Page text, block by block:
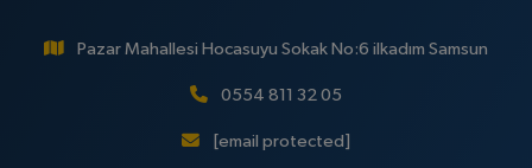
Pazar Mahallesi Hocasuyu Sokak No:6 ilkadım Samsun
0554 811 32 05
[email protected]